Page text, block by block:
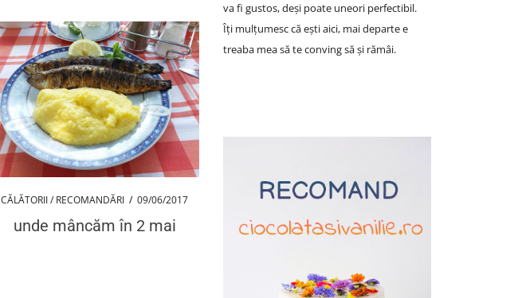
CĂLĂTORII / RECOMANDĂRI / 09/06/2017
unde mâncăm în 2 mai
va fi gustos, deși poate uneori perfectibil.
Îți mulțumesc că ești aici, mai departe e
treaba mea să te conving să și rămâi.